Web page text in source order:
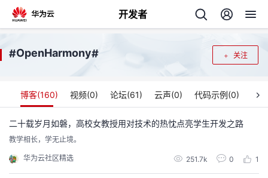
开发者
回
个
人
我
关注
#OpenHarmony#
博客(160) 视频(0) 论坛(61) 云声(0) 代码示例(0)
二十载岁月如磐，高校女教授用对技术的热忱点亮学生开发之路
教学相长，学无止境。
华为云社区精选 251.7k 0 1